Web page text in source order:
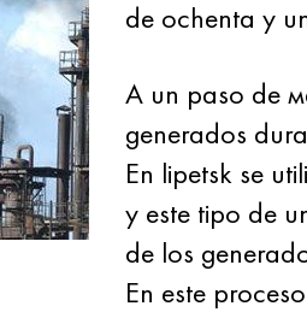
de ochenta y
A un paso de
generados
En lipetsk se
y este tipo de
de los
En este